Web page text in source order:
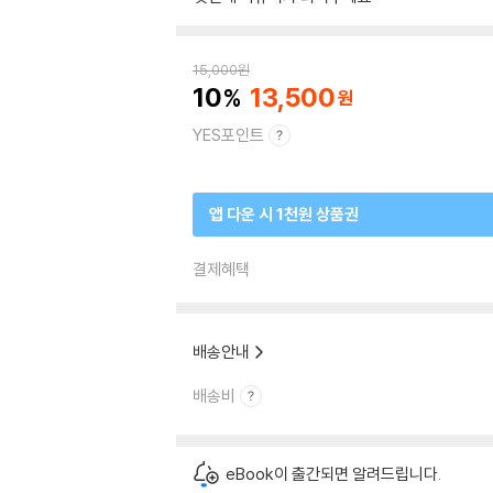
15,000원
10 13,500
YES포인트
앱 다운 시 1천원 상품권
결제혜택
배송안내
배송비
eBook이 출간되면 알려드립니다.